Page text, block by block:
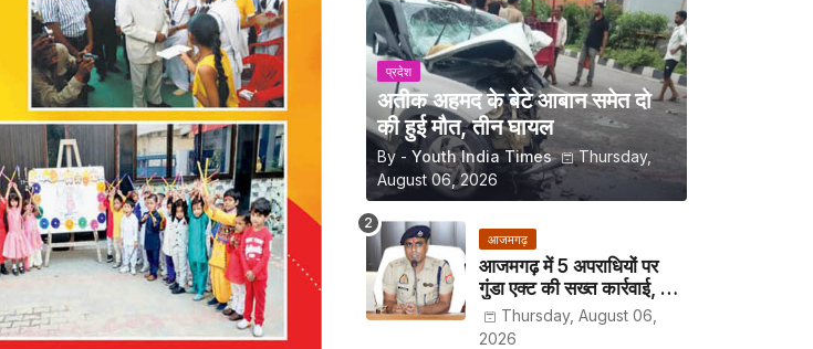
प्रदेश
अतीक अहमद के बेटे आबान समेत दो
की हुई मौत, तीन घायल
By - Youth India Times
Thursday,
August 06, 2026
आजमगढ़
आजमगढ़ में 5 अपराधियों पर
गुंडा एक्ट की सख्त कार्रवाई, अब
हर पखवाड़े थाने में लगानी होगी
हाजिरी
Thursday, August 06,
2026